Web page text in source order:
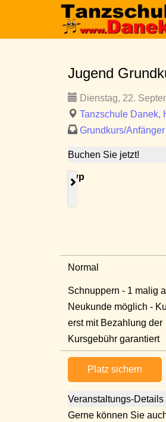
Jugend
Dienstag, 22.
Tanzschule Danek,
Grundkurs/Anfänger
Buchen Sie jetzt!
Typ
Normal
Schnuppern - 1 malig
Neukunde möglich -
erst mit Bezahlung der
Kursgebühr garantiert
Platz sichern
Veranstaltungs-Details
Gerne können Sie